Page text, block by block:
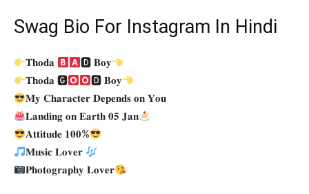
Swag Bio For Instagram In Hindi
𝐓𝐡𝐨𝐝𝐚
🅳 𝐁𝐨𝐲
𝐓𝐡𝐨𝐝𝐚 🅶
🅳 𝐁𝐨𝐲
𝐌𝐲 𝐂𝐡𝐚𝐫𝐚𝐜𝐭𝐞𝐫 𝐃𝐞𝐩𝐞𝐧𝐝𝐬 𝐨𝐧 𝐘𝐨𝐮
𝐋𝐚𝐧𝐝𝐢𝐧𝐠 𝐨𝐧 𝐄𝐚𝐫𝐭𝐡 𝟎𝟓 𝐉𝐚𝐧
𝐀𝐭𝐭𝐢𝐭𝐮𝐝𝐞 𝟏𝟎𝟎%
𝐌𝐮𝐬𝐢𝐜 𝐋𝐨𝐯𝐞𝐫
𝐏𝐡𝐨𝐭𝐨𝐠𝐫𝐚𝐩𝐡𝐲 𝐋𝐨𝐯𝐞𝐫